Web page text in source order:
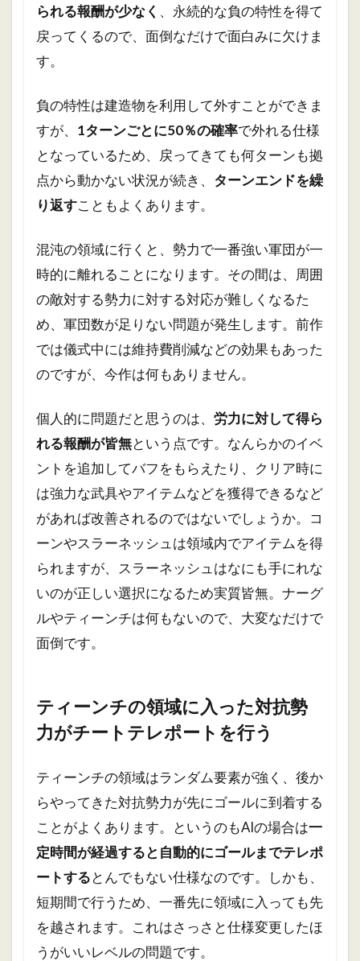
られる報酬が少なく 、永続的な負の特性を得て
戻ってくるので、面倒なだけで面白みに欠けま
す。
負の特性は建造物を利用して外すことができま
すが、 1ターンごとに50％の確率で外れる仕様
となっているため、戻ってきても何ターンも拠
点から動かない状況が続き、 ターンエンドを繰
り返すこともよくあります。
混沌の領域に行くと、勢力で一番強い軍団が一
時的に離れることになります。その間は、周囲
の敵対する勢力に対する対応が難しくなるた
め、軍団数が足りない問題が発生します。前作
では儀式中には維持費削減などの効果もあった
のですが、今作は何もありません。
個人的に問題だと思うのは、 労力に対して得ら
れる報酬が皆無という点です。なんらかのイベ
ントを追加してバフをもらえたり、クリア時に
は強力な武具やアイテムなどを獲得できるなど
があれば改善されるのではないでしょうか。コ
ーンやスラーネッシュは領域内でアイテムを得
られますが、スラーネッシュはなにも手にれな
いのが正しい選択になるため実質皆無。ナーグ
ルやティーンチは何もないので、大変なだけで
面倒です。
ティーンチの領域に入った対抗勢
力がチートテレポートを行う
ティーンチの領域はランダム要素が強く、後か
らやってきた対抗勢力が先にゴールに到着する
ことがよくあります。というのもAIの場合は一
定時間が経過すると自動的にゴールまでテレポ
ートするとんでもない仕様なのです。しかも、
短期間で行うため、一番先に領域に入っても先
を越されます。これはさっさと仕様変更したほ
うがいいレベルの問題です。